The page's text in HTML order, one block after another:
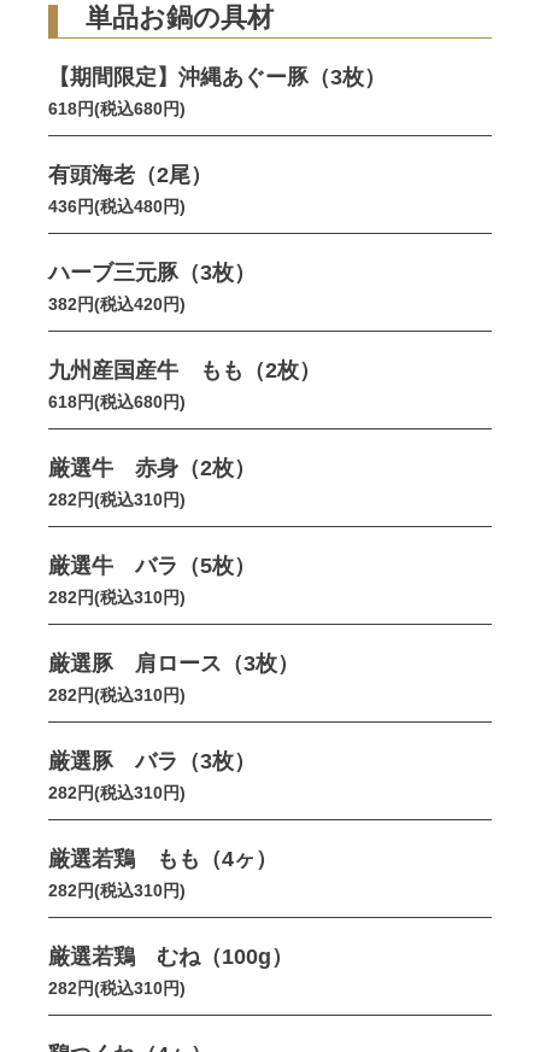
単品お鍋の具材
【期間限定】沖縄あぐー豚（3枚）
618円(税込680円)
有頭海老（2尾）
436円(税込480円)
ハーブ三元豚（3枚）
382円(税込420円)
九州産国産牛 もも（2枚）
618円(税込680円)
厳選牛 赤身（2枚）
282円(税込310円)
厳選牛 バラ（5枚）
282円(税込310円)
厳選豚 肩ロース（3枚）
282円(税込310円)
厳選豚 バラ（3枚）
282円(税込310円)
厳選若鶏 もも（4ヶ）
282円(税込310円)
厳選若鶏 むね（100g）
282円(税込310円)